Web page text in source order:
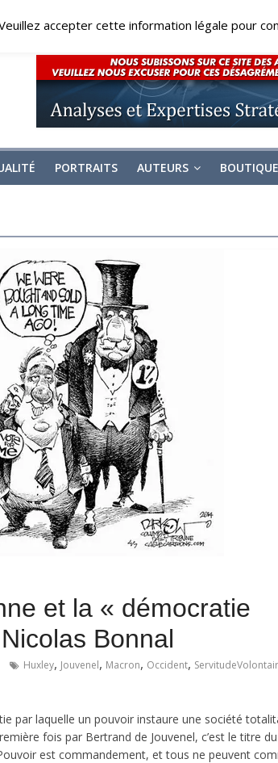
PORTRAITS AUTEURS BOUTIQUE
et la « démocratie
Bonnal
Huxley, Jouvenel, Macron, Occident,
par laquelle un pouvoir instaure une société
fois par Bertrand de Jouvenel, c’est le titre
est commandement, et tous ne peuvent
accepter cette information légale pour